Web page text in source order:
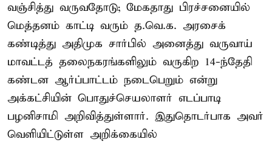
வஞ்சித்து வருவதோடு; மேகதாது பிரச்சனையில்
மெத்தனம் காட்டி வரும் த.வெ.க. அரசைக்
கண்டித்து அதிமுக சார்பில் அனைத்து வருவாய்
மாவட்டத் தலைநகரங்களிலும் வருகிற 14-ந்தேதி
கண்டன ஆர்ப்பாட்டம் நடைபெறும் என்று
அக்கட்சியின் பொதுச்செயலாளர் எடப்பாடி
பழனிசாமி அறிவித்துள்ளார். இதுதொடர்பாக அவர்
வெளியிட்டுள்ள அறிக்கையில்